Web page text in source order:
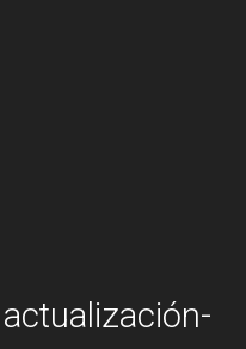
actualización-